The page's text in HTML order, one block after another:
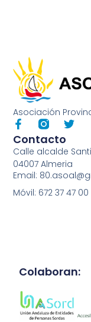
Asociación
Contacto
Calle alcalde
04007 Almeria
Email:
Móvil: 672 37 47 00
Colaboran: